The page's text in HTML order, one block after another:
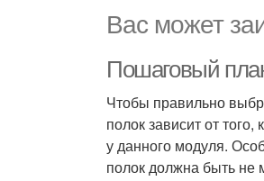
Вас может
Пошаговый
Чтобы правильно
полок зависит от
у данного модуля.
полок должна быть не